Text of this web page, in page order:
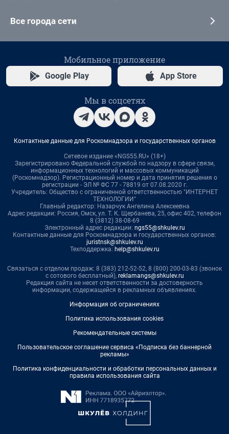
Все города сети
Мобильное приложение
Google Play App Store
Мы в соцсетях
Контактные данные для Роскомнадзора и государственных органов
Сетевое издание «NGS55.RU» (18+)
Зарегистрировано Федеральной службой по надзору в сфере связи,
информационных технологий и массовых коммуникаций
(Роскомнадзор). Регистрационный номер и дата принятия решения о
регистрации - ЭЛ № ФС 77 - 78819 от 07.08.2020 г.
Учредитель: Общество с ограниченной ответственностью "ИНТЕРНЕТ
ТЕХНОЛОГИИ"
Главный редактор: Назарчук Ангелина Алексеевна
Адрес редакции: Россия, Омск, ул. Т. К. Щербанева, 25, офис 402, телефон
8 (3812) 38-08-69
Электронный адрес редакции: ngs55@shkulev.ru
Контактные данные для Роскомнадзора и государственных органов:
juristnsk@shkulev.ru
Техподдержка: help@shkulev.ru
Связаться с отделом продаж: 8 (383) 212-52-52, 8 (800) 200-03-83 (звонок
с сотового бесплатный), reklamangs@shkulev.ru
Редакция сайта не несет ответственности за достоверность
информации, содержащейся в рекламных объявлениях.
Информация об ограничениях
Политика использования cookies
Рекомендательные системы
Пользовательское соглашение сервиса «Подписка без баннерной
рекламы»
Политика конфиденциальности и обработки персональных данных и
правила использования сайта